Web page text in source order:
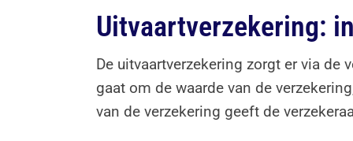
Uitvaartverzekering:
De uitvaartverzekering zorgt er via de
gaat om de waarde van de
van de verzekering geeft de